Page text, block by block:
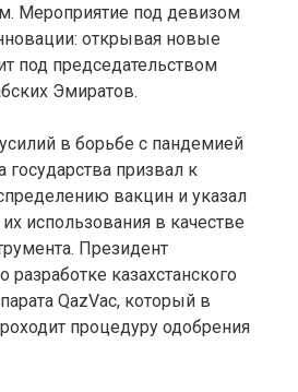
Мероприятие под девизом
открывая новые
под председательством
Эмиратов.
в борьбе с пандемией
государства призвал к
вакцин и указал
использования в качестве
Президент
казахстанского
QazVac, который в
процедуру одобрения